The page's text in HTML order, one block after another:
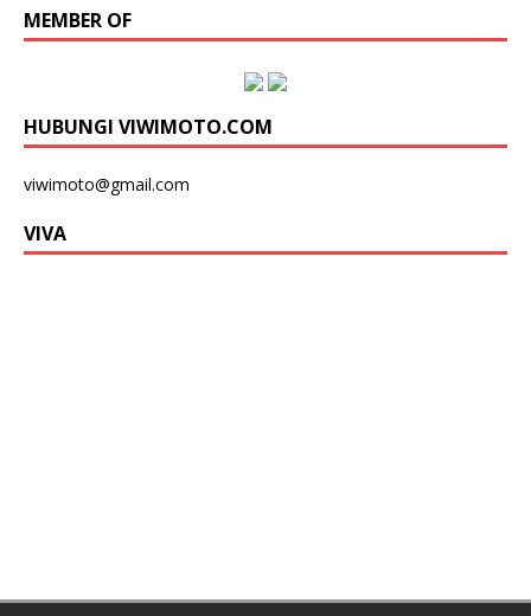
MEMBER OF
HUBUNGI VIWIMOTO.COM
viwimoto@gmail.com
VIVA